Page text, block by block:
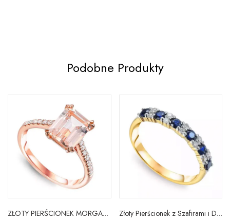
Podobne Produkty
ZŁOTY PIERŚCIONEK MORGANIT I DIAMENTY pr 585 Złoty Pierścionek z Szafirami i Diamentami pr 585